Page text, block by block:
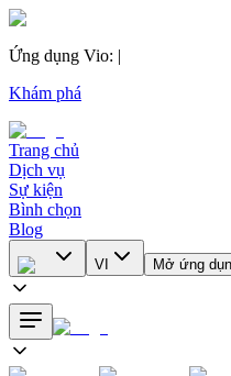
Ứng dụng Vio: |
Khám phá
Trang chủ
Dịch vụ
Sự kiện
Bình chọn
Blog
VI Mở ứng